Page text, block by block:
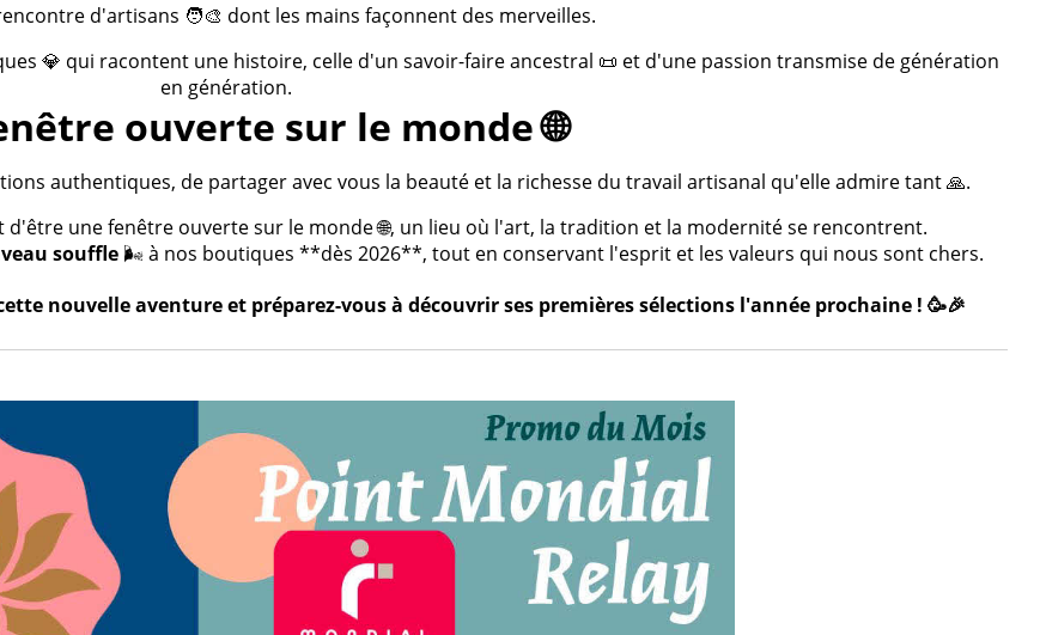
d'artisans 🧑‍🎨 dont les mains façonnent des merveilles.
💎 qui racontent une histoire, celle d'un savoir-faire ancestral 📜 et d'une passion transmise de génération
en génération.
ouverte sur le monde 🌐
authentiques, de partager avec vous la beauté et la richesse du travail artisanal qu'elle admire tant 🙏.
une fenêtre ouverte sur le monde 🌐, un lieu où l'art, la tradition et la modernité se rencontrent.
souffle🌬️ à nos boutiques **dès 2026**, tout en conservant l'esprit et les valeurs qui nous sont chers.
nouvelle aventure et préparez-vous à découvrir ses premières sélections l'année prochaine ! 🥳🎉